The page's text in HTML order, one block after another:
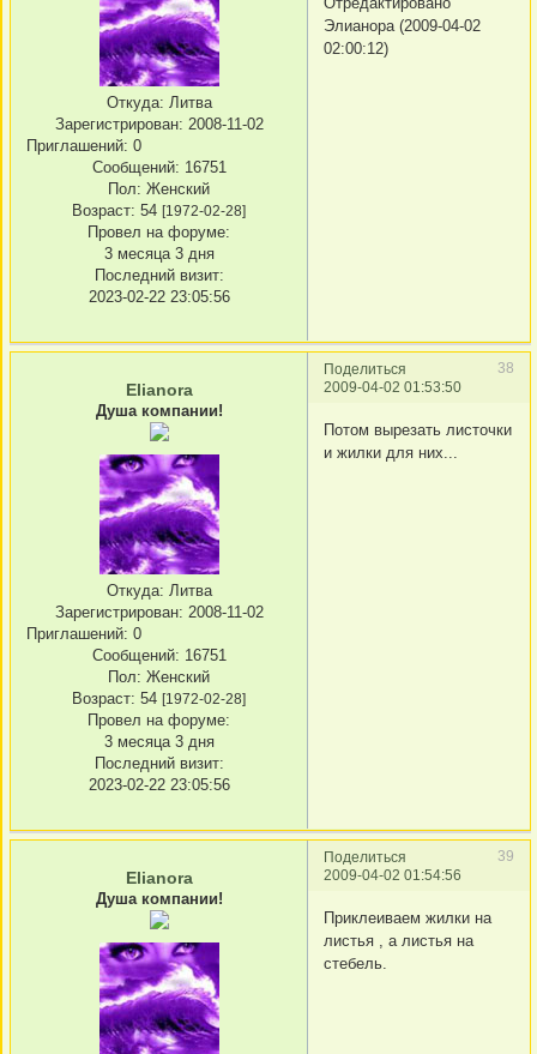
Откуда: Литва
Зарегистрирован: 2008-11-02
Приглашений: 0
Сообщений: 16751
Пол: Женский
Возраст: 54 [1972-02-28]
Провел на форуме:
3 месяца 3 дня
Последний визит:
2023-02-22 23:05:56
Элианора (2009-04-02
02:00:12)
Поделиться
38
2009-04-02 01:53:50
Elianora
Душа компании!
Откуда: Литва
Зарегистрирован: 2008-11-02
Приглашений: 0
Сообщений: 16751
Пол: Женский
Возраст: 54 [1972-02-28]
Провел на форуме:
3 месяца 3 дня
Последний визит:
2023-02-22 23:05:56
Потом вырезать листочки
и жилки для них...
Поделиться
39
2009-04-02 01:54:56
Elianora
Душа компании!
Приклеиваем жилки на
листья , а листья на
стебель.